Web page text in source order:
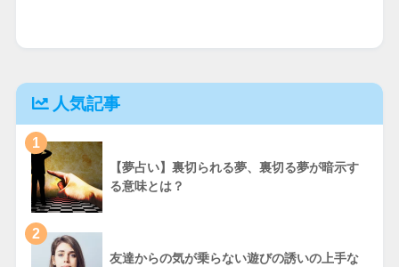
人気記事
1
【夢占い】裏切られる夢、裏切る夢が暗示す
る意味とは？
2
友達からの気が乗らない遊びの誘いの上手な